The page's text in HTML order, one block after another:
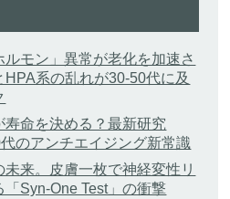
モン」異常が老化を加速さ
系の乱れが30-50代に及
寿命を決める？最新研究
のアンチエイジング新常識
来。皮膚一枚で神経変性リ
「Syn-One Test」の衝撃